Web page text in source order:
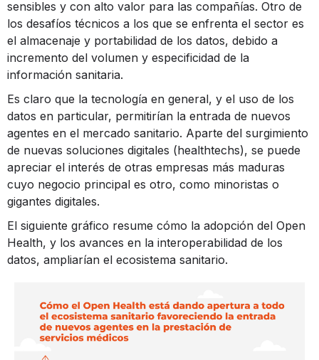
sensibles y con alto valor para las compañías. Otro de
los desafíos técnicos a los que se enfrenta el sector es
el almacenaje y portabilidad de los datos, debido a
incremento del volumen y especificidad de la
información sanitaria.
Es claro que la tecnología en general, y el uso de los
datos en particular, permitirían la entrada de nuevos
agentes en el mercado sanitario. Aparte del surgimiento
de nuevas soluciones digitales (healthtechs), se puede
apreciar el interés de otras empresas más maduras
cuyo negocio principal es otro, como minoristas o
gigantes digitales.
El siguiente gráfico resume cómo la adopción del Open
Health, y los avances en la interoperabilidad de los
datos, ampliarían el ecosistema sanitario.